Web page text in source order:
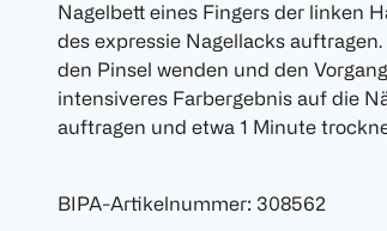
Nagelbett eines Fingers der linken
des expressie Nagellacks
den Pinsel wenden und den
intensiveres Farbergebnis auf die
auftragen und etwa 1 Minute
BIPA-Artikelnummer: 308562